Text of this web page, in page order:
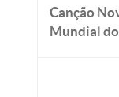
Canção
Mundial